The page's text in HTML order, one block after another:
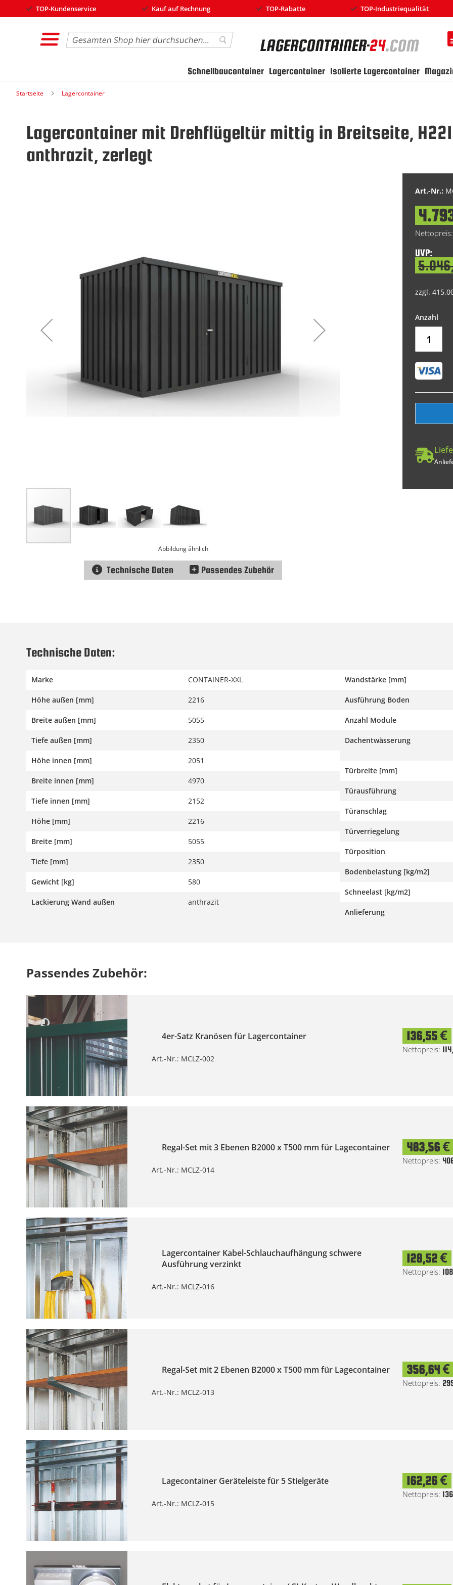
TOP-Kundenservice Kauf auf Rechnung TOP-Rabatte TOP-Industriequalität
Search
Schnellbaucontainer Lagercontainer Isolierte Lagercontainer
Startseite Lagercontainer
Lagercontainer mit Drehflügeltür mittig in Breitseite,
anthrazit, zerlegt
Art.-Nr.:
Special
Price
UVP:
zzgl.
Abbildung ähnlich
Technische Daten Passendes Zubehör
Technische Daten:
Marke CONTAINER-XXL
Höhe außen [mm] 2216
Breite außen [mm] 5055
Tiefe außen [mm] 2350
Höhe innen [mm] 2051
Breite innen [mm] 4970
Tiefe innen [mm] 2152
Höhe [mm] 2216
Breite [mm] 5055
Tiefe [mm] 2350
Gewicht [kg] 580
Lackierung Wand außen anthrazit
Wandstärke [mm]
Ausführung Boden
Anzahl Module
Dachentwässerung
Türbreite [mm]
Türausführung
Türanschlag
Türverriegelung
Türposition
Bodenbelastung [kg/m2]
Schneelast [kg/m2]
Anlieferung
Passendes Zubehör:
4er-Satz Kranösen für Lagercontainer
Art.-Nr.: MCLZ-002
136,55 €
Regal-Set mit 3 Ebenen B2000 x T500 mm für Lagecontainer
Art.-Nr.: MCLZ-014
483,56 €
Lagercontainer Kabel-Schlauchaufhängung schwere
Ausführung verzinkt
Art.-Nr.: MCLZ-016
128,52 €
Regal-Set mit 2 Ebenen B2000 x T500 mm für Lagecontainer
Art.-Nr.: MCLZ-013
356,64 €
Lagecontainer Geräteleiste für 5 Stielgeräte
Art.-Nr.: MCLZ-015
162,26 €